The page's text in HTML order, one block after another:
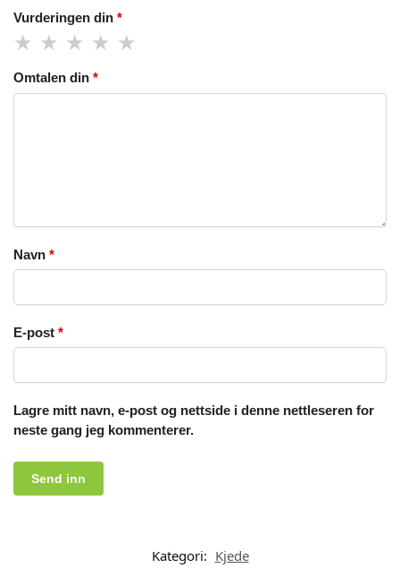
Vurderingen din *
Omtalen din *
Navn *
E-post *
Lagre mitt navn, e-post og nettside i denne nettleseren for
neste gang jeg kommenterer.
Kategori: Kjede